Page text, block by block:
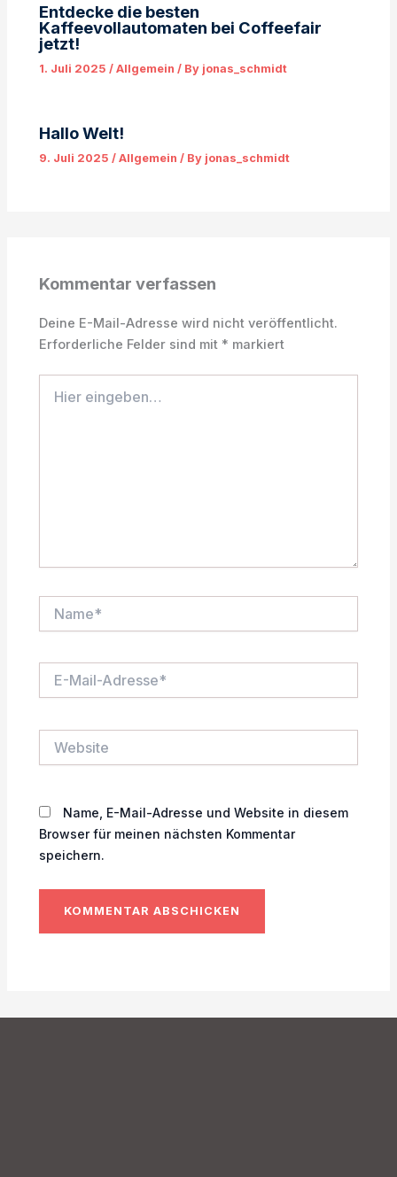
Entdecke die besten
Kaffeevollautomaten bei Coffeefair
jetzt!
1. Juli 2025/Allgemein / By jonas_schmidt
Hallo Welt!
9. Juli 2025/Allgemein / By jonas_schmidt
Kommentar verfassen
Deine E-Mail-Adresse wird nicht veröffentlicht.
Erforderliche Felder sind mit * markiert
eingeben…
Mail-
Name, E-Mail-Adresse und Website in diesem
Browser für meinen nächsten Kommentar
speichern.